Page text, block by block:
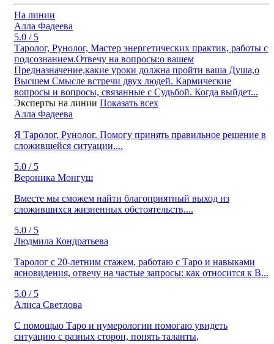
На линии
Алла Фадеева
5.0 / 5
Таролог, Рунолог, Мастер энергетических практик, работы с
подсознанием.Отвечу на вопросы:о вашем
Предназначение,какие уроки должна пройти ваша Душа,о
Высшем Смысле встречи двух людей. Кармические
вопросы и вопросы, связанные с Судьбой. Когда выйдет...
Эксперты на линии Показать всех
Алла Фадеева
Я Таролог, Рунолог. Помогу принять правильное решение в
сложившейся ситуации....
5.0 / 5
Вероника Монгуш
Вместе мы сможем найти благоприятный выход из
сложившихся жизненных обстоятельств....
5.0 / 5
Людмила Кондратьева
Таролог с 20‑летним стажем, работаю с Таро и навыками
ясновидения, отвечу на частые запросы: как относится к В...
5.0 / 5
Алиса Светлова
C помощью Таро и нумерологии помогаю увидеть
ситуацию с разных сторон, понять таланты,